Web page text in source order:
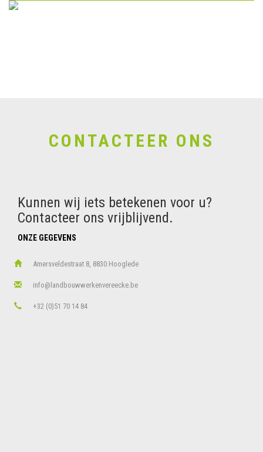
CONTACTEER ONS
Kunnen wij iets betekenen voor u?
Contacteer ons vrijblijvend.
ONZE GEGEVENS
Amersveldestraat 8, 8830 Hooglede
info@landbouwwerkenvereecke.be
+32 (0)51 70 14 84